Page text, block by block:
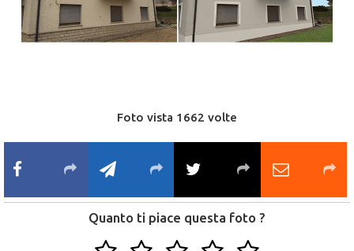
Foto vista 1662 volte
Quanto ti piace questa foto ?